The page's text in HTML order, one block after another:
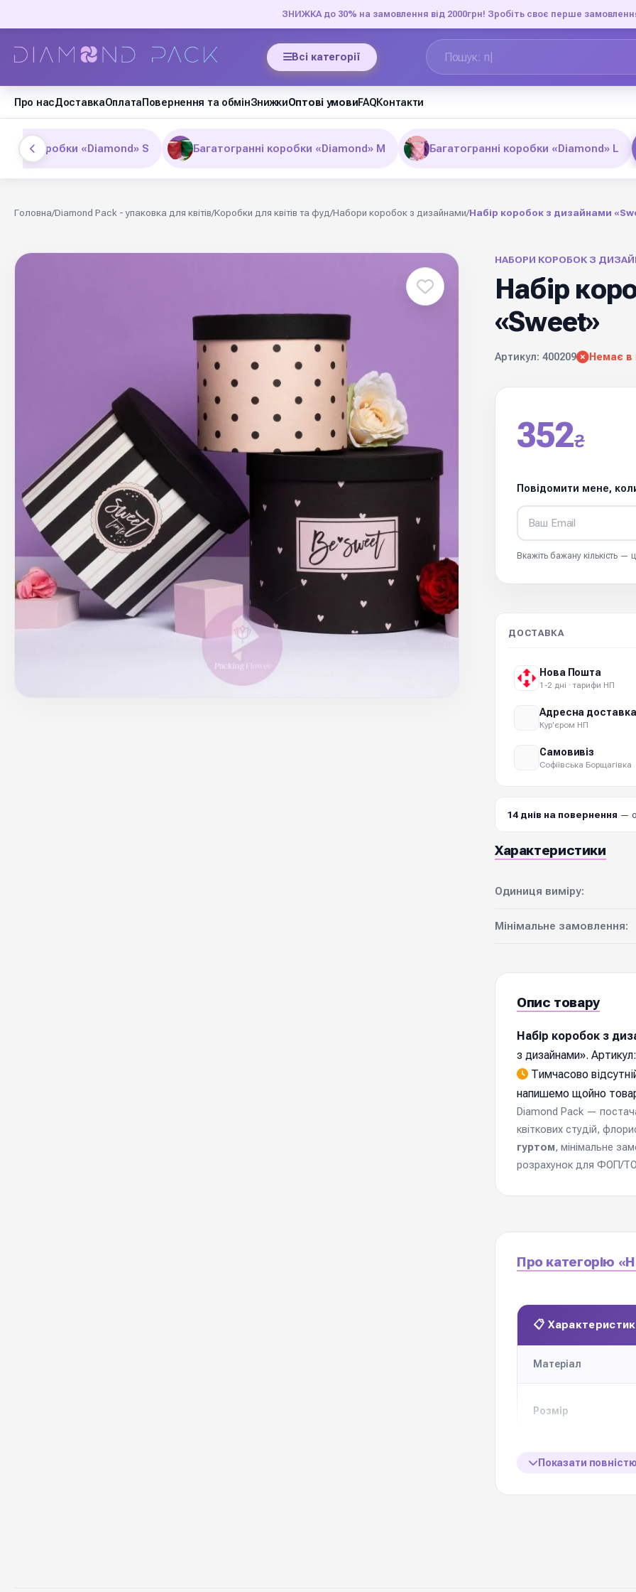
ЗНИЖКА до 30% на замовлення від 2000грн! Зробіть своє перше
Всі категорії
Про насДоставкаОплатаПовернення та обмінЗнижкиОптові умовиFAQКонтакти
коробки «Diamond» S Багатогранні коробки «Diamond» M Багатогранні коробки «Diamond» L
Головна/Diamond Pack - упаковка для квітів/Коробки для квітів та фуд/Набори коробок з дизайнами/Набір коробок з дизайнами
НАБОРИ КОРОБОК З
Набір
«Sweet»
Артикул: 400209 Немає в
352₴
Повідомити мене,
Вкажіть бажану кількість
ДОСТАВКА
Нова Пошта
1-2 дні · тарифи НП
Адресна доставка
Кур'єром НП
Самовивіз
Софіївська Борщагівка
14 днів на повернення —
Характеристики
Одиниця виміру:
Мінімальне замовлення:
Опис товару
Набір коробок з
з дизайнами». Артикул:
Тимчасово
напишемо щойно
Diamond Pack —
квіткових студій,
гуртом, мінімальне
розрахунок для ФОП/
Про категорію
📋
Матеріал
Розмір
Кількість в наборі
Колекція
Показати повністю